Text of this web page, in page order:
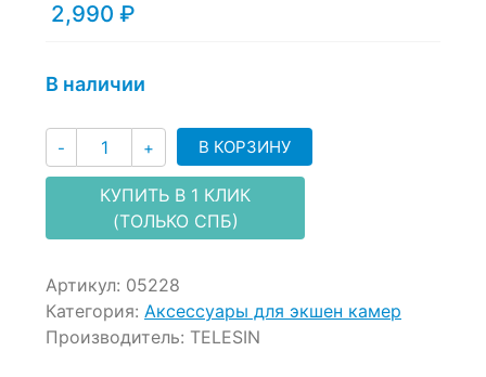
2,990 ₽
В наличии
- Количество
+ В КОРЗИНУ
КУПИТЬ В 1 КЛИК
(ТОЛЬКО СПБ)
Артикул: 05228
Категория: Аксессуары для экшен камер
Производитель: TELESIN